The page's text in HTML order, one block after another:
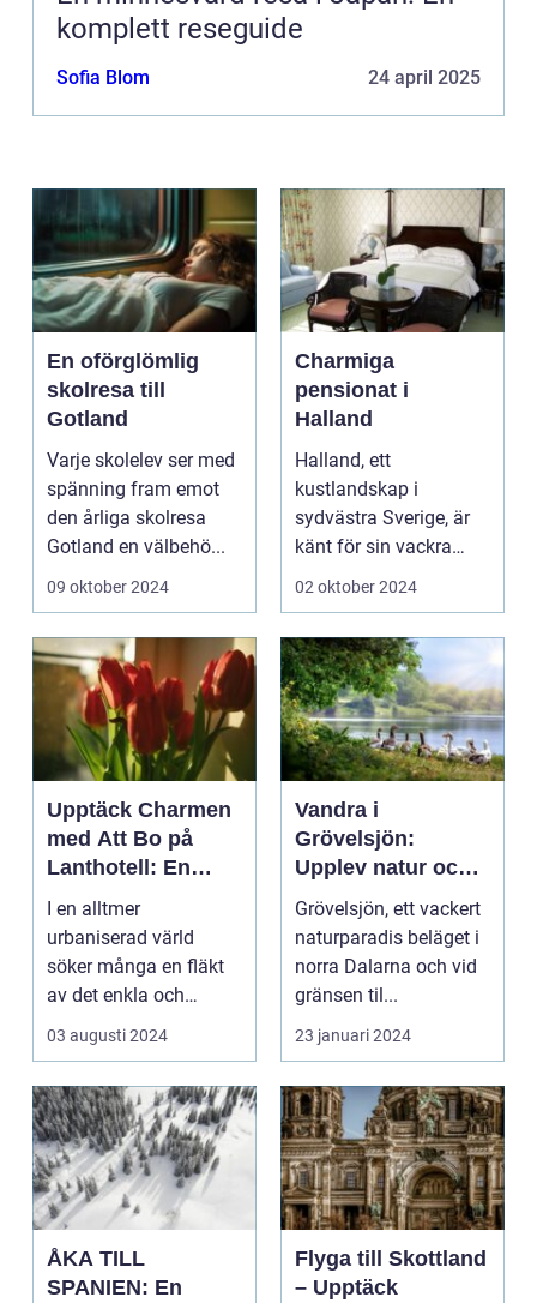
komplett reseguide
Sofia Blom 24 april 2025
En oförglömlig
skolresa till
Gotland
Varje skolelev ser med
spänning fram emot
den årliga skolresa
Gotland en välbehö...
09 oktober 2024
Charmiga
pensionat i
Halland
Halland, ett
kustlandskap i
sydvästra Sverige, är
känt för sin vackra
natur, långa
02 oktober 2024
Upptäck Charmen
med Att Bo på
Lanthotell: En
Unik Upplevelse
på Smålandstorpet
I en alltmer
urbaniserad värld
söker många en fläkt
av det enkla och
naturn&aum...
03 augusti 2024
Vandra i
Grövelsjön:
Upplev natur och
fjällvandring på
toppnivå
Grövelsjön, ett vackert
naturparadis beläget i
norra Dalarna och vid
gränsen til...
23 januari 2024
ÅKA TILL
SPANIEN: En
Flyga till Skottland
– Upptäck